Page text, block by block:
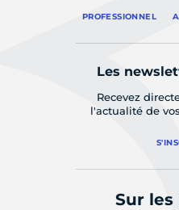
PROFESSIONNEL
Les
Recevez
l'actualité de
Sur les